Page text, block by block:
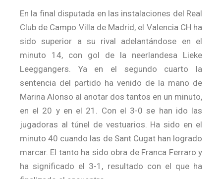
En la final disputada en las instalaciones del Real
Club de Campo Villa de Madrid, el Valencia CH ha
sido superior a su rival adelantándose en el
minuto 14, con gol de la neerlandesa Lieke
Leeggangers. Ya en el segundo cuarto la
sentencia del partido ha venido de la mano de
Marina Alonso al anotar dos tantos en un minuto,
en el 20 y en el 21. Con el 3-0 se han ido las
jugadoras al túnel de vestuarios. Ha sido en el
minuto 40 cuando las de Sant Cugat han logrado
marcar. El tanto ha sido obra de Franca Ferraro y
ha significado el 3-1, resultado con el que ha